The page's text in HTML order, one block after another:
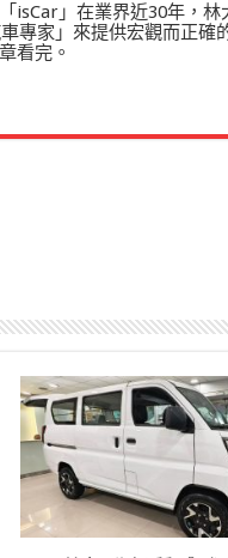
isCar」在業界近30年，
專家」來提供宏觀而正
看完。